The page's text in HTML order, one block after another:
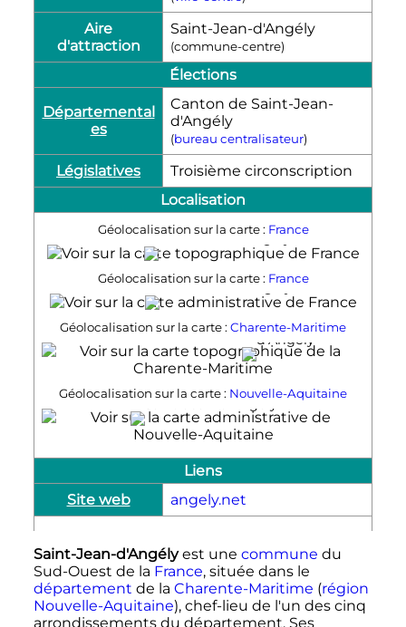
Aire
d'attraction
Saint-Jean-d'Angély
(commune-centre)
Élections
Départemental
es
Canton de Saint-Jean-
d'Angély
(bureau centralisateur)
Législatives
Troisième circonscription
Localisation
Géolocalisation sur la carte : France
Saint-Jean-d’Angély
Géolocalisation sur la carte : France
Saint-Jean-d’Angély
Géolocalisation sur la carte : Charente-Maritime
Saint-Jean-
d’Angély
Géolocalisation sur la carte : Nouvelle-Aquitaine
Liens
Site web
angely.net
Saint-Jean-d'Angélyest une commune du
Sud-Ouest de la France, située dans le
département de la Charente-Maritime (région
Nouvelle-Aquitaine), chef-lieu de l'un des cinq
arrondissements du département. Ses